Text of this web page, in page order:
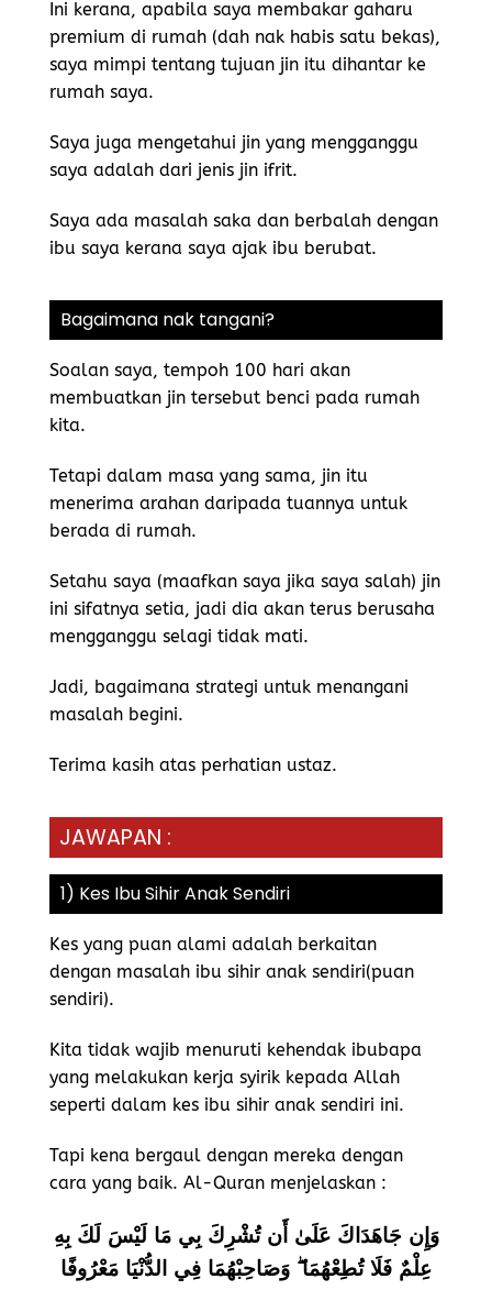
Ini kerana, apabila saya membakar gaharu
premium di rumah (dah nak habis satu bekas),
saya mimpi tentang tujuan jin itu dihantar ke
rumah saya.
Saya juga mengetahui jin yang mengganggu
saya adalah dari jenis jin ifrit.
Saya ada masalah saka dan berbalah dengan
ibu saya kerana saya ajak ibu berubat.
Bagaimana nak tangani?
Soalan saya, tempoh 100 hari akan
membuatkan jin tersebut benci pada rumah
kita.
Tetapi dalam masa yang sama, jin itu
menerima arahan daripada tuannya untuk
berada di rumah.
Setahu saya (maafkan saya jika saya salah) jin
ini sifatnya setia, jadi dia akan terus berusaha
mengganggu selagi tidak mati.
Jadi, bagaimana strategi untuk menangani
masalah begini.
Terima kasih atas perhatian ustaz.
JAWAPAN :
1) Kes Ibu Sihir Anak Sendiri
Kes yang puan alami adalah berkaitan
dengan masalah ibu sihir anak sendiri(puan
sendiri).
Kita tidak wajib menuruti kehendak ibubapa
yang melakukan kerja syirik kepada Allah
seperti dalam kes ibu sihir anak sendiri ini.
Tapi kena bergaul dengan mereka dengan
cara yang baik. Al-Quran menjelaskan :
وَإِن جَاهَدَاكَ عَلَىٰ أَن تُشْرِكَ بِي مَا لَيْسَ لَكَ بِهِ
عِلْمٌ فَلَا تُطِعْهُمَا ۖ وَصَاحِبْهُمَا فِي الدُّنْيَا مَعْرُوفًا